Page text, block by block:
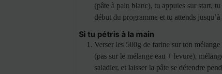
(pâte à pain blanc), tu appuies sur start,
début du programme et tu attends
Si tu pétris à la main
Verser les 500g de farine sur ton
(pas sur le mélange eau + levure),
saladier, et laisser la pâte se détendre